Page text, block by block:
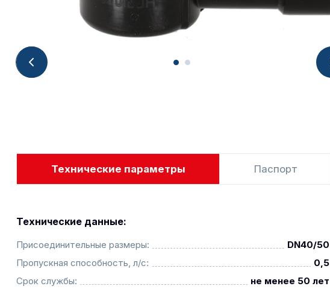
Технические параметры Паспорт
Технические данные:
Присоединительные размеры:
DN40/50
Пропускная способность, л/с:
0,5
Срок службы:
не менее 50 лет